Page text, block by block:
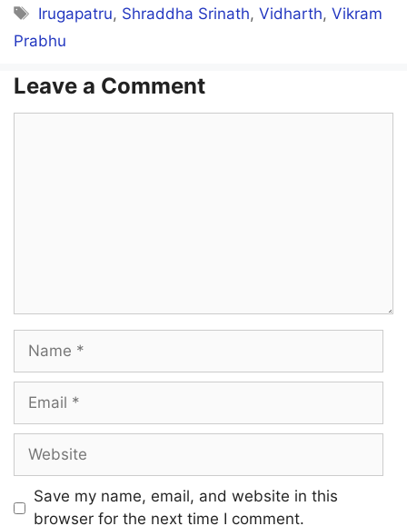
Tags
Irugapatru, Shraddha Srinath,Vidharth,Vikram
Prabhu
Leave a Comment
Name
Email
Website
Save my name, email, and website in this
browser for the next time I comment.